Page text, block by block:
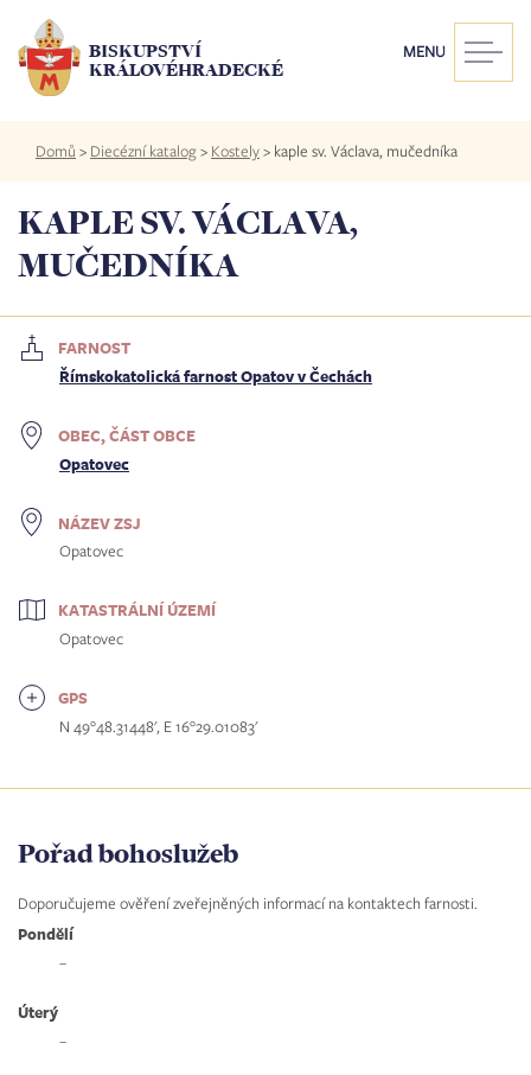
hlavnímu
obsahu
BISKUPSTVÍ
KRÁLOVÉHRADECKÉ
MENU
Drobečková
navigace
Domů > Diecézní katalog> Kostely> kaple sv. Václava, mučedníka
KAPLE SV. VÁCLAVA,
MUČEDNÍKA
FARNOST
Římskokatolická farnost Opatov v Čechách
OBEC, ČÁST OBCE
Opatovec
NÁZEV ZSJ
Opatovec
KATASTRÁLNÍ ÚZEMÍ
Opatovec
GPS
N 49°48.31448', E 16°29.01083'
Pořad bohoslužeb
Doporučujeme ověření zveřejněných informací na kontaktech farnosti.
Pondělí
–
Úterý
–